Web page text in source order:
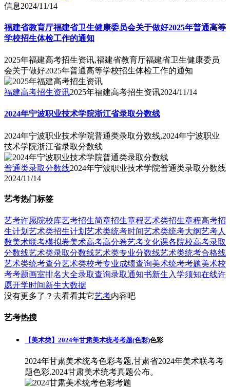
信息2024/11/14
福建省教育厅福建省卫生健康委员会关于做好2025年普通高等
学校招生体检工作的通知
2025年福建高考招生资讯,福建省教育厅福建省卫生健康委员
会关于做好2025年普通高等学校招生体检工作的通知
福建高考招生资讯2025年福建高考招生资讯2024/11/14
2024年宁波职业技术学院浙江省录取分数线
2024年宁波职业技术学院普通类录取分数线,2024年宁波职业
技术学院浙江省录取分数线
普通类录取分数线2024年宁波职业技术学院普通类录取分数线
2024/11/14
艺考热门标签
艺考许愿院校库艺考招生简章招生章程艺术类招生章程高考招
生计划 艺术类招生计划 艺术类统考时间艺术类统考大纲艺考人
数美术联考模拟卷美术高考高分卷艺考文化课各院校高考录取
分数线艺术类录取分数线艺术类专业分数线艺术类统考合格线
艺术类统考查分艺术类校考专业成绩查询美术统考考题美术校
考考题画室排名大全录取查询录取通知书新生入学须知在线许
愿开学时间新生大数据
没有更多了？去看看其它艺考内容吧
艺考热搜
【美术类】2024年甘肃美术统考考题(色彩)色彩
2024年甘肃美术统考色彩考题,甘肃省2024年美术联考考
题色彩,2024甘肃美术统考真题公布。